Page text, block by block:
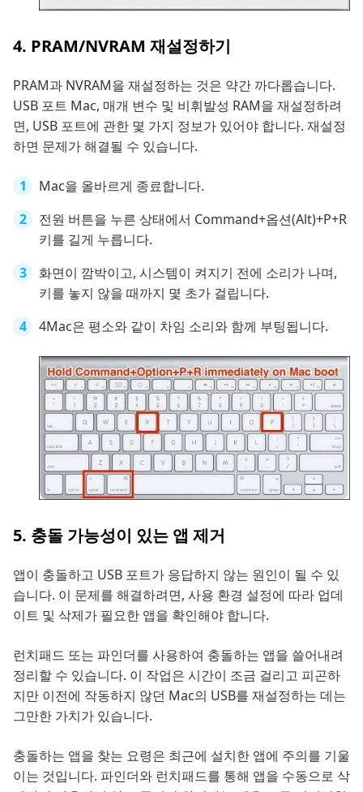
4. PRAM/NVRAM 재설정하기
PRAM과 NVRAM을 재설정하는 것은 약간 까다롭습니다.
USB 포트 Mac, 매개 변수 및 비휘발성 RAM을 재설정하려
면, USB 포트에 관한 몇 가지 정보가 있어야 합니다. 재설정
하면 문제가 해결될 수 있습니다.
Mac을 올바르게 종료합니다.
전원 버튼을 누른 상태에서 Command+옵션(Alt)+P+R
키를 길게 누릅니다.
화면이 깜박이고, 시스템이 켜지기 전에 소리가 나며,
키를 놓지 않을 때까지 몇 초가 걸립니다.
4Mac은 평소와 같이 차임 소리와 함께 부팅됩니다.
5. 충돌 가능성이 있는 앱 제거
앱이 충돌하고 USB 포트가 응답하지 않는 원인이 될 수 있
습니다. 이 문제를 해결하려면, 사용 환경 설정에 따라 업데
이트 및 삭제가 필요한 앱을 확인해야 합니다.
런치패드 또는 파인더를 사용하여 충돌하는 앱을 쓸어내려
정리할 수 있습니다. 이 작업은 시간이 조금 걸리고 피곤하
지만 이전에 작동하지 않던 Mac의 USB를 재설정하는 데는
그만한 가치가 있습니다.
충돌하는 앱을 찾는 요령은 최근에 설치한 앱에 주의를 기울
이는 것입니다. 파인더와 런치패드를 통해 앱을 수동으로 삭